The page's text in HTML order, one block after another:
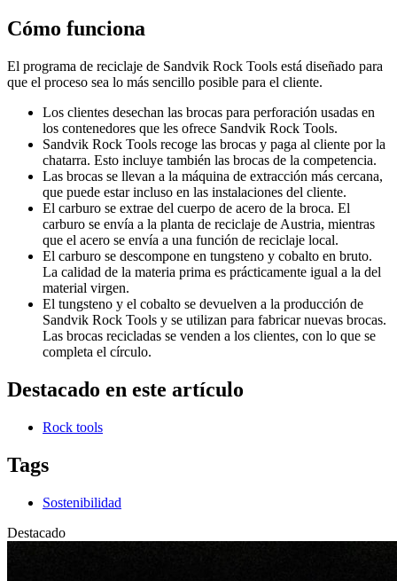
Cómo funciona
El programa de reciclaje de Sandvik Rock Tools está diseñado para
que el proceso sea lo más sencillo posible para el cliente.
Los clientes desechan las brocas para perforación usadas en
los contenedores que les ofrece Sandvik Rock Tools.
Sandvik Rock Tools recoge las brocas y paga al cliente por la
chatarra. Esto incluye también las brocas de la competencia.
Las brocas se llevan a la máquina de extracción más cercana,
que puede estar incluso en las instalaciones del cliente.
El carburo se extrae del cuerpo de acero de la broca. El
carburo se envía a la planta de reciclaje de Austria, mientras
que el acero se envía a una función de reciclaje local.
El carburo se descompone en tungsteno y cobalto en bruto.
La calidad de la materia prima es prácticamente igual a la del
material virgen.
El tungsteno y el cobalto se devuelven a la producción de
Sandvik Rock Tools y se utilizan para fabricar nuevas brocas.
Las brocas recicladas se venden a los clientes, con lo que se
completa el círculo.
Destacado en este artículo
Rock tools
Tags
Sostenibilidad
Destacado